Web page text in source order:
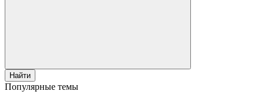
Найти
Популярные темы